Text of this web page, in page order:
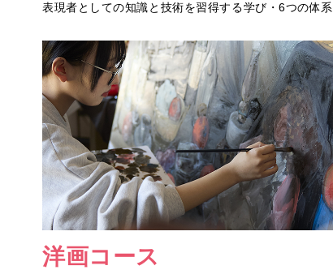
表現者としての知識と技術を習得する学び・6つの体系
洋画コース